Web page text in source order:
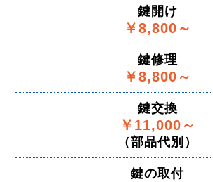
鍵開け
￥8,800～
鍵修理
￥8,800～
鍵交換
￥11,000～
（部品代別）
鍵の取付